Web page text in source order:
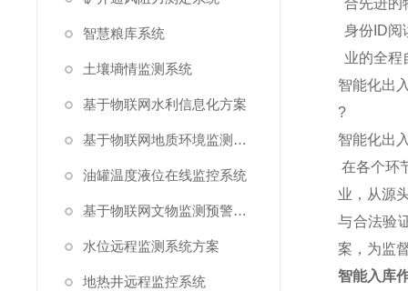
智慧粮库系统
土壤墒情监测系统
基于物联网水利信息化方案
基于物联网地质环境监测预警方案
油罐温度液位在线监控系统
基于物联网文物监测预警解决方案
水位远程监测系统方案
地热井远程监控系统
合先进的
身份ID阅
业的全程
智能化出
?
智能化出
在各个环
业，从源
与合法验
案，为监
智能入库